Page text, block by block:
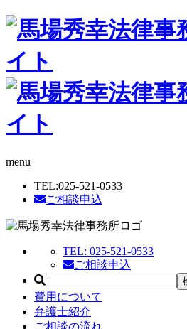
menu
TEL:025-521-0533
ご相談申込
TEL: 025-521-0533
ご相談申込
費用について
弁護士紹介
ご相談の流れ